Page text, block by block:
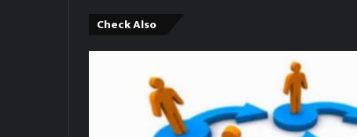
Check Also